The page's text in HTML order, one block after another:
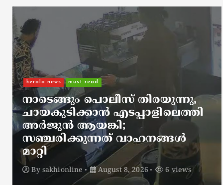
kerala news must read
നാടെങ്ങും പൊലീസ് തിരയുന്നു,
ചായകുടിക്കാൻ എടപ്പാളിലെത്തി
അർജുൻ ആയങ്കി;
സഞ്ചരിക്കുന്നത് വാഹനങ്ങൾ
മാറ്റി
Bysakhionline August 8, 2026 6 views